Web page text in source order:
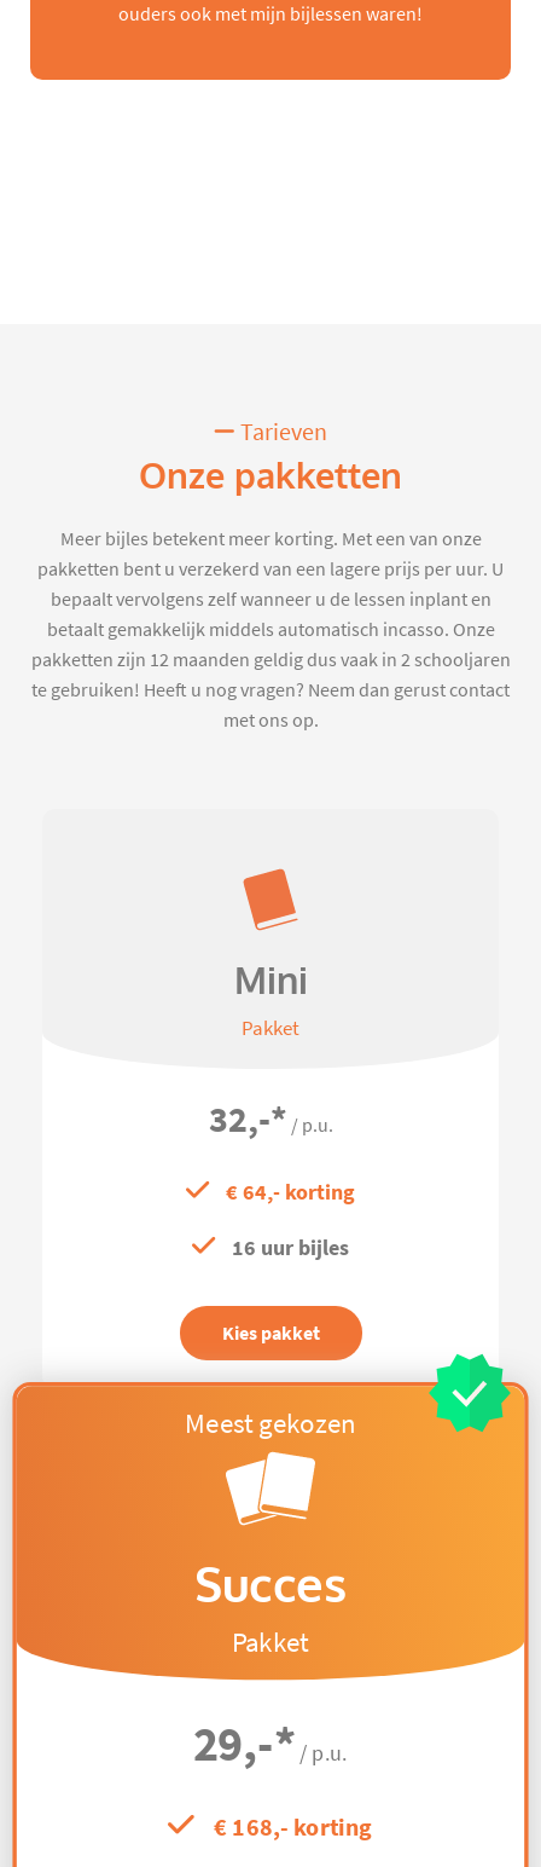
ouders ook met mijn bijlessen waren!
Tarieven
Onze pakketten
Meer bijles betekent meer korting. Met een van onze
pakketten bent u verzekerd van een lagere prijs per uur. U
bepaalt vervolgens zelf wanneer u de lessen inplant en
betaalt gemakkelijk middels automatisch incasso. Onze
pakketten zijn 12 maanden geldig dus vaak in 2 schooljaren
te gebruiken! Heeft u nog vragen? Neem dan gerust contact
met ons op.
Mini
Pakket
32,-* / p.u.
€ 64,- korting
16 uur bijles
Kies pakket
Succes
Pakket
29,-* / p.u.
€ 168,- korting